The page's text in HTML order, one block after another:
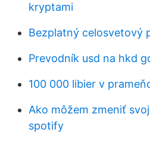
kryptami
Bezplatný celosvetový
Prevodník usd na hkd
100 000 libier v
Ako môžem zmeniť
spotify